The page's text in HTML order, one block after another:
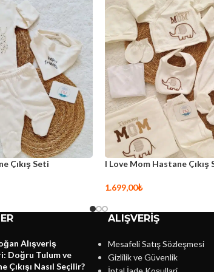
Natura Latte Hastane Çıkış Seti
Alışveriş
Doğru Tulum ve
Çıkışı Nasıl Seçilir?
ALIŞVERİŞ
Mesafeli Satış Sözleşmesi
Gizlilik ve Güvenlik